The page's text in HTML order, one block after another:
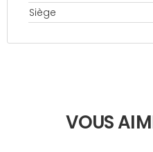
Siège
VOUS